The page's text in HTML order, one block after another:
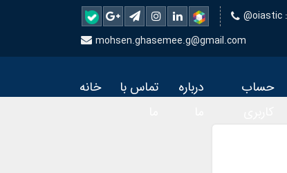
mohsen.ghasemee.g@gmail.com
حساب
درباره
تماس با
خانه